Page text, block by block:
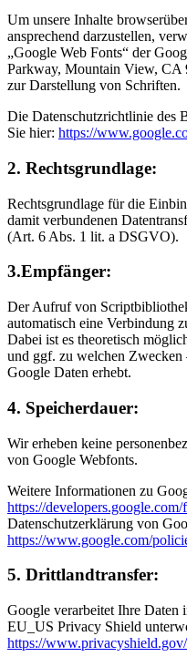
Um unsere Inhalte
ansprechend darzustellen,
„Google Web Fonts“ der
Parkway, Mountain View, CA
zur Darstellung von Schriften.
Die Datenschutzrichtlinie des
Sie hier: https://
2. Rechtsgrundlage:
Rechtsgrundlage für die
damit verbundenen
(Art. 6 Abs. 1 lit. a DSGVO).
3.Empfänger:
Der Aufruf von
automatisch eine Verbindung
Dabei ist es theoretisch
und ggf. zu welchen Zwecken
Google Daten erhebt.
4. Speicherdauer:
Wir erheben keine
von Google Webfonts.
Weitere Informationen zu
https://developers.google.com/
Datenschutzerklärung von
https://www.google.com/
5. Drittlandtransfer:
Google verarbeitet Ihre Daten
EU_US Privacy Shield
https://